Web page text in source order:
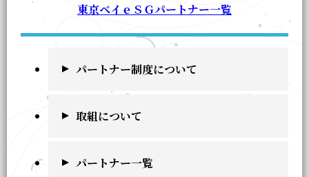
東京ベイｅＳＧパートナー一覧
パートナー制度について
取組について
パートナー一覧